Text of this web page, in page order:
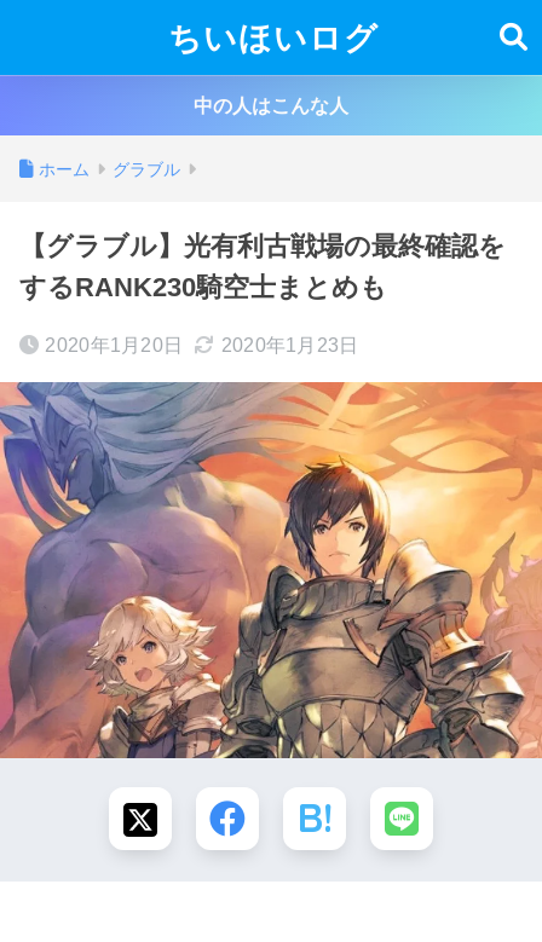
ちいほいログ
中の人はこんな人
ホーム グラブル
【グラブル】光有利古戦場の最終確認を
するRANK230騎空士まとめも
2020年1月20日 2020年1月23日